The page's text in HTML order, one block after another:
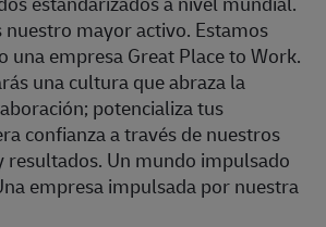
nuestro mayor activo. Estamos
una empresa Great Place to Work.
una cultura que abraza la
potencializa tus
confianza a través de nuestros
resultados. Un mundo impulsado
empresa impulsada por nuestra